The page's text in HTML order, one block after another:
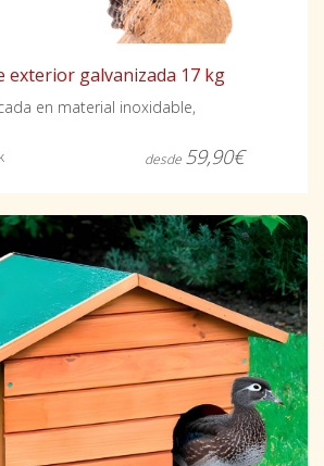
exterior galvanizada 17 kg
en material inoxidable,
desde 59,90€